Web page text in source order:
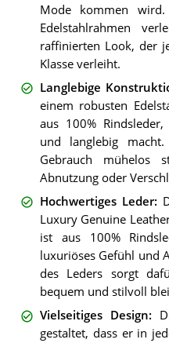
Mode kommen
Edelstahlrahmen
raffinierten Look, der
Klasse verleiht.
Langlebige
einem robusten
aus 100%
und langlebig
Gebrauch mühelos
Abnutzung oder
Hochwertiges Leder:
Luxury Genuine
ist aus 100%
luxuriöses Gefühl und
des Leders sorgt
bequem und stilvoll
Vielseitiges Design:
gestaltet, dass er in